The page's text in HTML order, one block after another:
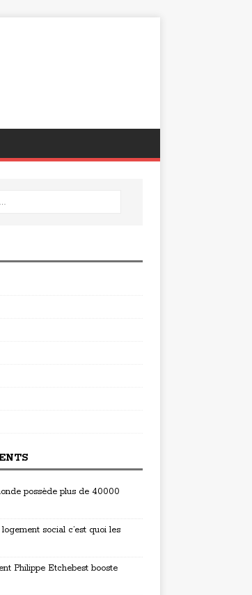
possède plus de 40000
social c’est quoi les
Philippe Etchebest booste